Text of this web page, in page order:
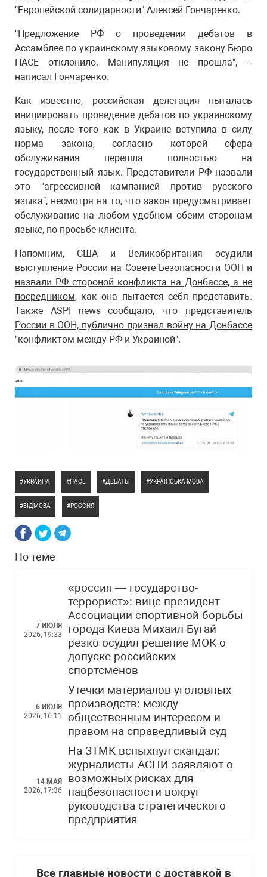
"Европейской солидарности" Алексей Гончаренко.
"Предложение РФ о проведении дебатов в
Ассамблее по украинскому языковому закону Бюро
ПАСЕ отклонило. Манипуляция не прошла", –
написал Гончаренко.
Как известно, российская делегация пыталась
инициировать проведение дебатов по украинскому
языку, после того как в Украине вступила в силу
норма закона, согласно которой сфера
обслуживания перешла полностью на
государственный язык. Представители РФ назвали
это "агрессивной кампанией против русского
языка", несмотря на то, что закон предусматривает
обслуживание на любом удобном обеим сторонам
языке, по просьбе клиента.
Напомним, США и Великобритания осудили
выступление России на Совете Безопасности ООН и
назвали РФ стороной конфликта на Донбассе, а не
посредником, как она пытается себя представить.
Также ASPI news сообщало, что представитель
России в ООН, публично признал войну на Донбассе
"конфликтом между РФ и Украиной".
УКРАИНА ПАСЕ ДЕБАТЫ УКРАЇНСЬКА МОВА
ВІДМОВА РОССИЯ
По теме
7 ИЮЛЯ
2026, 19:33
«россия — государство-
террорист»: вице-президент
Ассоциации спортивной борьбы
города Киева Михаил Бугай
резко осудил решение МОК о
допуске российских
спортсменов
6 ИЮЛЯ
2026, 16:11
Утечки материалов уголовных
производств: между
общественным интересом и
правом на справедливый суд
14 МАЯ
2026, 17:36
На ЗТМК вспыхнул скандал:
журналисты АСПИ заявляют о
возможных рисках для
нацбезопасности вокруг
руководства стратегического
предприятия
Все главные новости с доставкой в